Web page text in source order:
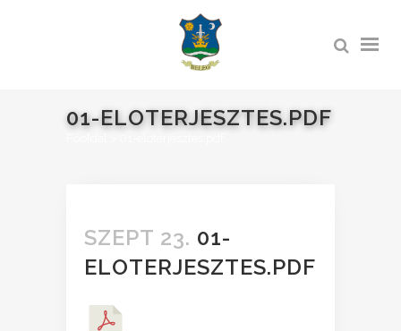
01-ELOTERJESZTES.PDF
SZEPT 23. 01-
ELOTERJESZTES.PDF